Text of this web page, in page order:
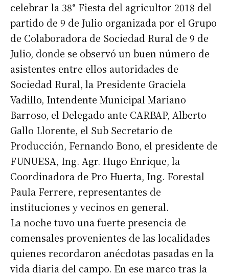
celebrar la 38° Fiesta del agricultor 2018 del
partido de 9 de Julio organizada por el Grupo
de Colaboradora de Sociedad Rural de 9 de
Julio, donde se observó un buen número de
asistentes entre ellos autoridades de
Sociedad Rural, la Presidente Graciela
Vadillo, Intendente Municipal Mariano
Barroso, el Delegado ante CARBAP, Alberto
Gallo Llorente, el Sub Secretario de
Producción, Fernando Bono, el presidente de
FUNUESA, Ing. Agr. Hugo Enrique, la
Coordinadora de Pro Huerta, Ing. Forestal
Paula Ferrere, representantes de
instituciones y vecinos en general.
La noche tuvo una fuerte presencia de
comensales provenientes de las localidades
quienes recordaron anécdotas pasadas en la
vida diaria del campo. En ese marco tras la